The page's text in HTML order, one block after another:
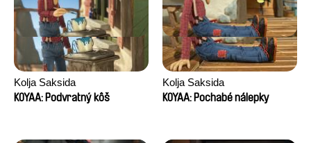
Kolja Saksida
KOYAA: Podvratný kôš
Kolja Saksida
KOYAA: Pochabé nálepky